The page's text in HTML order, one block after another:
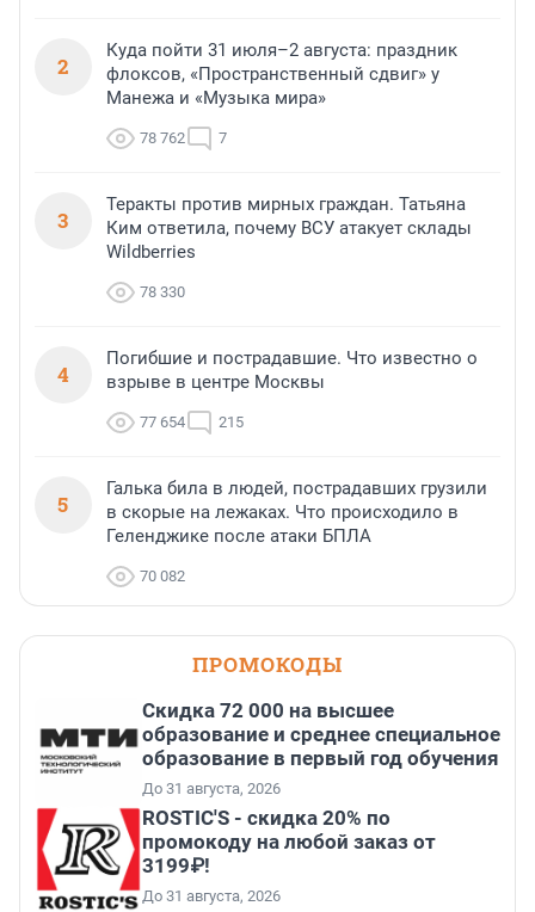
2
Куда пойти 31 июля–2 августа: праздник
флоксов, «Пространственный сдвиг» у
Манежа и «Музыка мира»
78 762 7
3
Теракты против мирных граждан. Татьяна
Ким ответила, почему ВСУ атакует склады
Wildberries
78 330
4
Погибшие и пострадавшие. Что известно о
взрыве в центре Москвы
77 654 215
5
Галька била в людей, пострадавших грузили
в скорые на лежаках. Что происходило в
Геленджике после атаки БПЛА
70 082
ПРОМОКОДЫ
Скидка 72 000 на высшее
образование и среднее специальное
образование в первый год обучения
До 31 августа, 2026
ROSTIC'S - скидка 20% по
промокоду на любой заказ от
3199₽!
До 31 августа, 2026